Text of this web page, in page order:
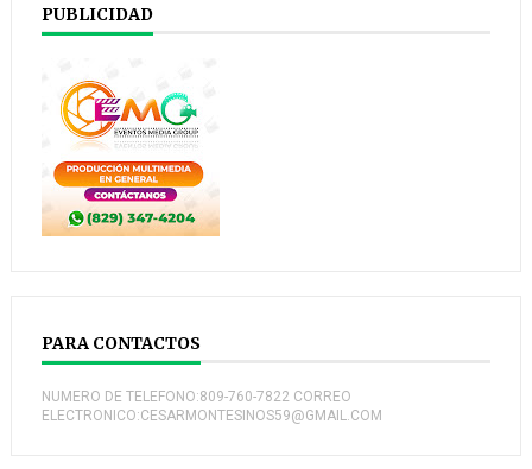
PUBLICIDAD
PARA CONTACTOS
NUMERO DE TELEFONO:809-760-7822 CORREO
ELECTRONICO:CESARMONTESINOS59@GMAIL.COM